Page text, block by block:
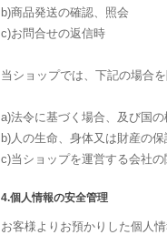
b)商品発送の確認、照会
c)お問合せの返信時
当ショップでは、下記の場合
a)法令に基づく場合、及び国
b)人の生命、身体又は財産の
c)当ショップを運営する会社
4.個人情報の安全管理
お客様よりお預かりした個人